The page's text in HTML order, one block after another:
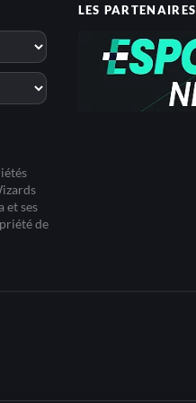
et ses
de
LES PARTENAIRES